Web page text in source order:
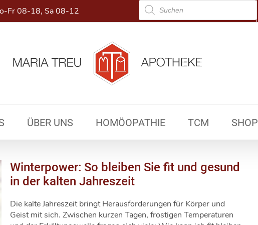
Fr 08-18, Sa 08-12
Products
search
ÜBER UNS HOMÖOPATHIE TCM SHOP
Winterpower: So bleiben Sie fit und gesund
in der kalten Jahreszeit
Die kalte Jahreszeit bringt Herausforderungen für Körper und
Geist mit sich. Zwischen kurzen Tagen, frostigen Temperaturen